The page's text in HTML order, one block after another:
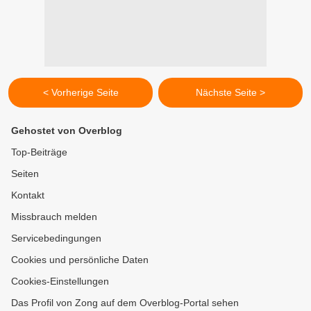
< Vorherige Seite Nächste Seite >
Gehostet von Overblog
Top-Beiträge
Seiten
Kontakt
Missbrauch melden
Servicebedingungen
Cookies und persönliche Daten
Cookies-Einstellungen
Das Profil von Zong auf dem Overblog-Portal sehen